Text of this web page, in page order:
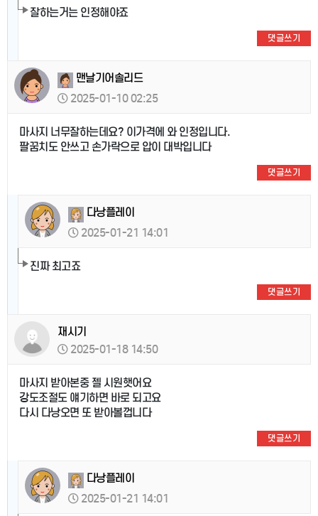
잘하는거는 인정해야죠
댓글쓰기
맨날기어솔리드
2025-01-10 02:25
마사지 너무잘하는데요? 이가격에 와 인정입니다.
팔꿈치도 안쓰고 손가락으로 압이 대박입니다
댓글쓰기
다낭플레이
2025-01-21 14:01
진짜 최고죠
댓글쓰기
재시기
2025-01-18 14:50
마사지 받아본중 젤 시원햇어요
강도조절도 얘기하면 바로 되고요
다시 다낭오면 또 받아볼껍니다
댓글쓰기
다낭플레이
2025-01-21 14:01